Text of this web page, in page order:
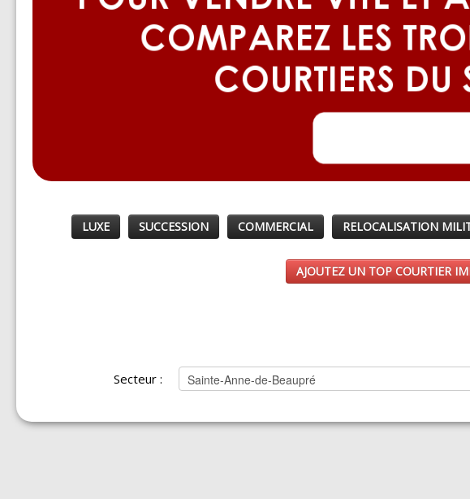
LUXE SUCCESSION COMMERCIAL RELOCALISATION
AJOUTEZ UN TOP COURTIER
Secteur :